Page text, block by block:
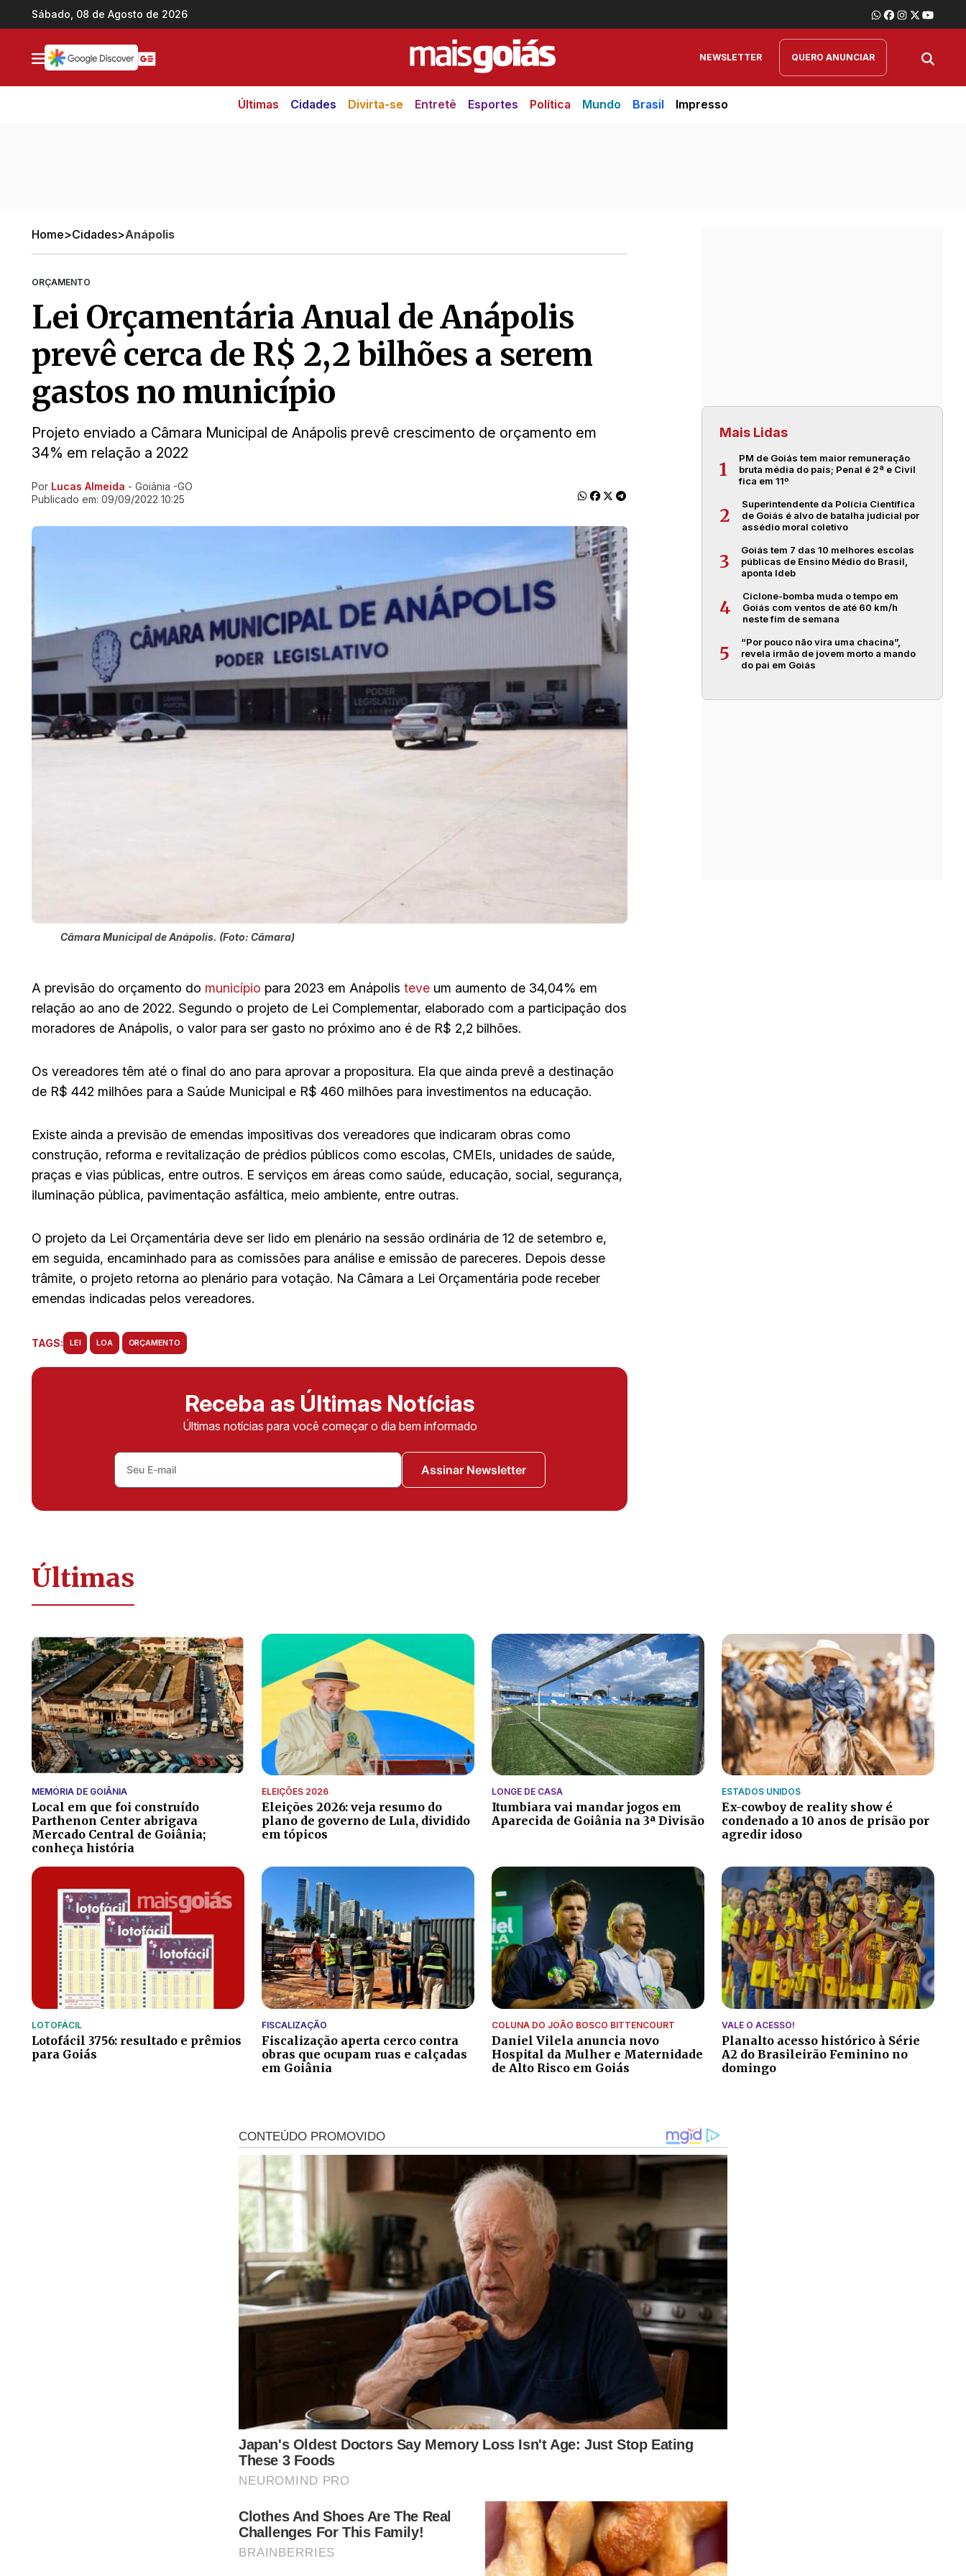
Ir direto pro conteúdo
Sábado, 08 de Agosto de 2026
NEWSLETTER QUERO ANUNCIAR
Últimas Cidades Divirta-se Entretê Esportes Política Mundo Brasil Impresso
Home>Cidades>Anápolis
ORÇAMENTO
Lei Orçamentária Anual de Anápolis
prevê cerca de R$ 2,2 bilhões a serem
gastos no município
Projeto enviado a Câmara Municipal de Anápolis prevê crescimento de orçamento em
34% em relação a 2022
Ir direto pra matéria
Por Lucas Almeida - Goiânia -GO
Publicado em: 09/09/2022 10:25
Câmara Municipal de Anápolis. (Foto: Câmara)
A previsão do orçamento do município para 2023 em Anápolis teve um aumento de 34,04% em
relação ao ano de 2022. Segundo o projeto de Lei Complementar, elaborado com a participação dos
moradores de Anápolis, o valor para ser gasto no próximo ano é de R$ 2,2 bilhões.
Os vereadores têm até o final do ano para aprovar a propositura. Ela que ainda prevê a destinação
de R$ 442 milhões para a Saúde Municipal e R$ 460 milhões para investimentos na educação.
Existe ainda a previsão de emendas impositivas dos vereadores que indicaram obras como
construção, reforma e revitalização de prédios públicos como escolas, CMEIs, unidades de saúde,
praças e vias públicas, entre outros. E serviços em áreas como saúde, educação, social, segurança,
iluminação pública, pavimentação asfáltica, meio ambiente, entre outras.
O projeto da Lei Orçamentária deve ser lido em plenário na sessão ordinária de 12 de setembro e,
em seguida, encaminhado para as comissões para análise e emissão de pareceres. Depois desse
trâmite, o projeto retorna ao plenário para votação. Na Câmara a Lei Orçamentária pode receber
emendas indicadas pelos vereadores.
TAGS: LEI LOA ORÇAMENTO
Receba as Últimas Notícias
Últimas notícias para você começar o dia bem informado
Assinar Newsletter
Mais Lidas
1
PM de Goiás tem maior remuneração
bruta média do país; Penal é 2ª e Civil
fica em 11º
2
Superintendente da Polícia Científica
de Goiás é alvo de batalha judicial por
assédio moral coletivo
3
Goiás tem 7 das 10 melhores escolas
públicas de Ensino Médio do Brasil,
aponta Ideb
4
Ciclone-bomba muda o tempo em
Goiás com ventos de até 60 km/h
neste fim de semana
5
“Por pouco não vira uma chacina”,
revela irmão de jovem morto a mando
do pai em Goiás
Últimas
MEMÓRIA DE GOIÂNIA
Local em que foi construído
Parthenon Center abrigava
Mercado Central de Goiânia;
conheça história
ELEIÇÕES 2026
Eleições 2026: veja resumo do
plano de governo de Lula, dividido
em tópicos
LONGE DE CASA
Itumbiara vai mandar jogos em
Aparecida de Goiânia na 3ª Divisão
ESTADOS UNIDOS
Ex-cowboy de reality show é
condenado a 10 anos de prisão por
agredir idoso
LOTOFÁCIL
Lotofácil 3756: resultado e prêmios
para Goiás
FISCALIZAÇÃO
Fiscalização aperta cerco contra
obras que ocupam ruas e calçadas
em Goiânia
COLUNA DO JOÃO BOSCO BITTENCOURT
Daniel Vilela anuncia novo
Hospital da Mulher e Maternidade
de Alto Risco em Goiás
VALE O ACESSO!
Planalto acesso histórico à Série
A2 do Brasileirão Feminino no
domingo